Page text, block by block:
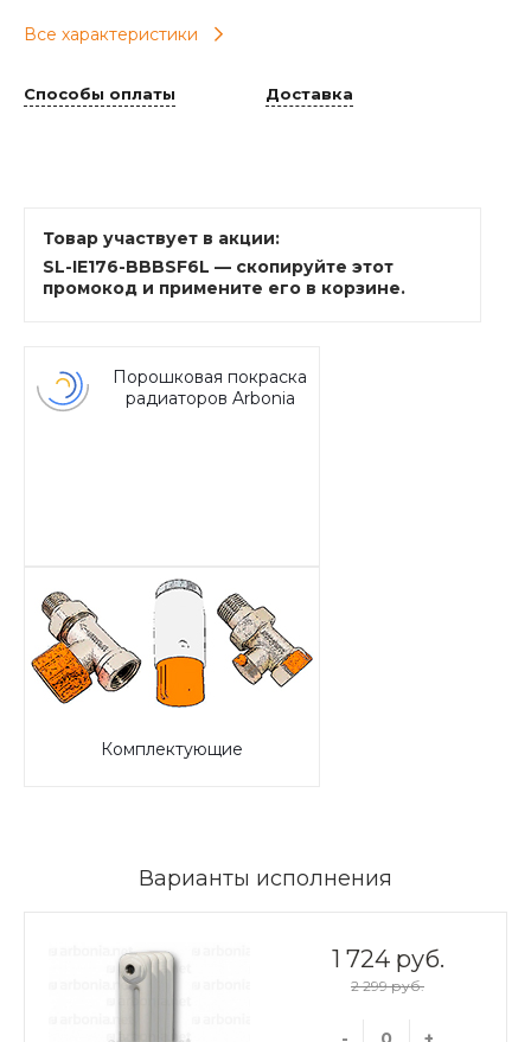
Все характеристики
Способы оплаты Доставка
Товар участвует в акции:
SL-IE176-BBBSF6L — скопируйте этот
промокод и примените его в корзине.
Порошковая покраска
радиаторов Arbonia
Комплектующие
Варианты исполнения
1 724 руб.
2 299 руб.